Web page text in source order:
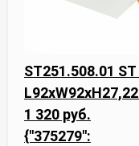
ST251.508.01
1 320 руб.
{"375279":